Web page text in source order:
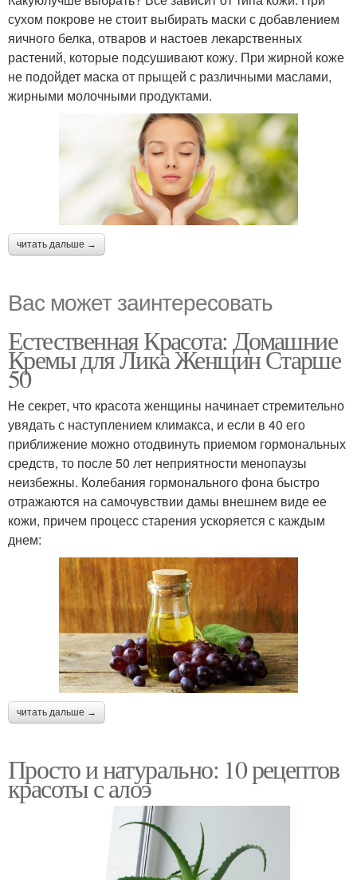
сухом покрове не стоит выбирать маски с добавлением
яичного белка, отваров и настоев лекарственных
растений, которые подсушивают кожу. При жирной коже
не подойдет маска от прыщей с различными маслами,
жирными молочными продуктами.
читать дальше →
Вас может заинтересовать
Естественная Красота: Домашние
Кремы для Лика Женщин Старше
50
Не секрет, что красота женщины начинает стремительно
увядать с наступлением климакса, и если в 40 его
приближение можно отодвинуть приемом гормональных
средств, то после 50 лет неприятности менопаузы
неизбежны. Колебания гормонального фона быстро
отражаются на самочувствии дамы внешнем виде ее
кожи, причем процесс старения ускоряется с каждым
днем:
читать дальше →
Просто и натурально: 10 рецептов
красоты с алоэ